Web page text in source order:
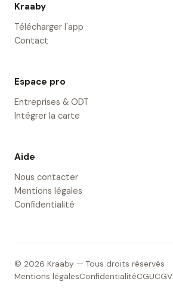
Kraaby
Télécharger l'app
Contact
Espace pro
Entreprises & ODT
Intégrer la carte
Aide
Nous contacter
Mentions légales
Confidentialité
© 2026 Kraaby — Tous droits réservés
Mentions légalesConfidentialitéCGUCGV